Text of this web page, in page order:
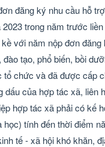
đăng ký nhu cầu hỗ
trong năm trước
với năm nộp đơn
tạo, phổ biến, bồi
chức và đã được cấp
dấu của hợp tác xã,
hợp tác xã phải có kế
tính đến thời điểm
tế - xã hội khó khăn,